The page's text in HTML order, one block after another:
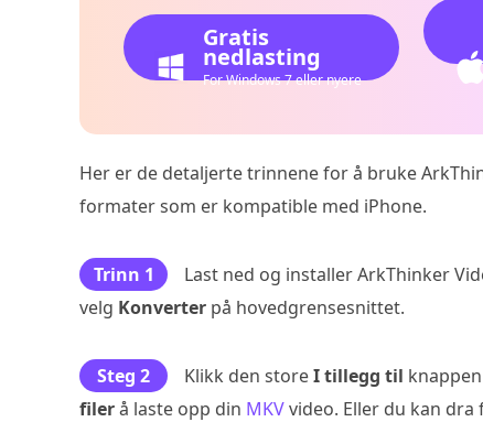
Gratis
nedlasting
For Windows 7 eller nyere
Her er de detaljerte trinnene for å bruke
formater som er kompatible med iPhone.
Trinn 1
Last ned og installer ArkThinker
velg Konverter på hovedgrensesnittet.
Steg 2 Klikk den storeI tillegg til
filerå laste opp din MKVvideo. Eller du kan